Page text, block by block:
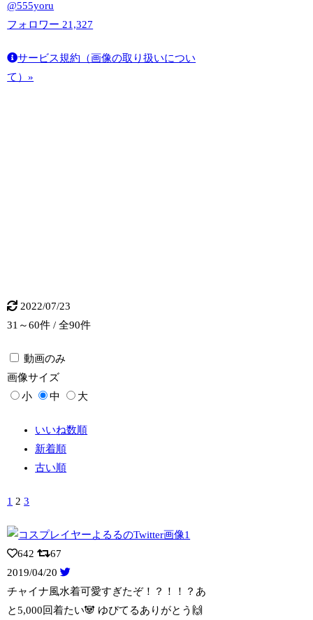
@555yoru
フォロワー21,327
サービス規約（画像の取り扱いについ
て）»
2022/07/23
31～60件 / 全90件
動画のみ
画像サイズ
小
中 大
いいね数順
新着順
古い順
1 2 3
642
67
2019/04/20
チャイナ風水着可愛すぎたぞ！？！！？あ
と5,000回着たい🐼 ゆぴてるありがと う🙌